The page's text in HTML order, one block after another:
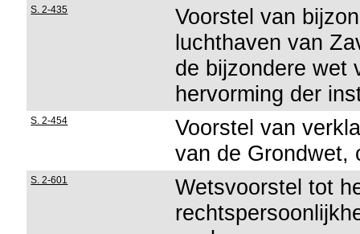
S. 2-435
Voorstel van
luchthaven van
de bijzondere wet
hervorming der
S. 2-454
Voorstel van
van de Grondwet,
S. 2-601
Wetsvoorstel tot